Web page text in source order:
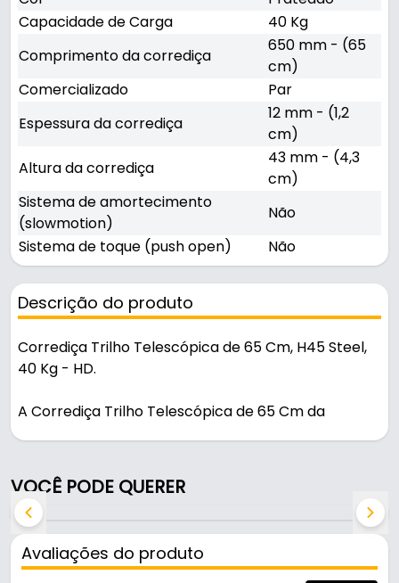
Capacidade de Carga
40 Kg
Comprimento da corrediça
650 mm - (65
cm)
Comercializado
Par
Espessura da corrediça
12 mm - (1,2
cm)
Altura da corrediça
43 mm - (4,3
cm)
Sistema de amortecimento
(slowmotion)
Não
Sistema de toque (push open)
Não
Descrição do produto
Corrediça Trilho Telescópica de 65 Cm, H45 Steel,
40 Kg - HD.
A Corrediça Trilho Telescópica de 65 Cm da
outras aplicações que exigem movimento suave e
estável. Composta por vários trilhos que se
estendem e retraem, ela permite que uma gaveta
ou componente se mova facilmente para fora e
para dentro de uma estrutura. Esse modelo de
VOCÊ PODE QUERER
Avaliações do produto